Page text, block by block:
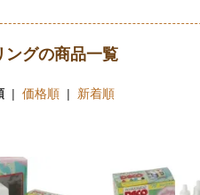
ングの商品一覧
|価格順 | 新着順